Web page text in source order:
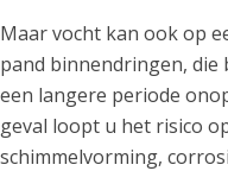
Maar vocht kan ook op
pand binnendringen, die
een langere periode
geval loopt u het risico
schimmelvorming,